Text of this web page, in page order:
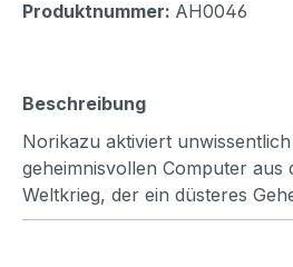
Produktnummer: AH0046
Beschreibung
Norikazu aktiviert
geheimnisvollen Computer aus
Weltkrieg, der ein düsteres